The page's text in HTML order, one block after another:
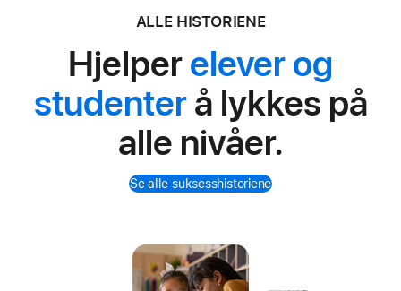
ALLE HISTORIENE
Hjelperelever og
studenterå lykkes på
alle nivåer.
Se alle suksesshistoriene